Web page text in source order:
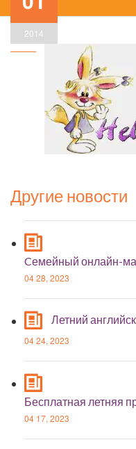
2014
Другие новости
Cемейный онлайн-
04 28, 2023
Летний
04 24, 2023
Бесплатная летняя
04 17, 2023